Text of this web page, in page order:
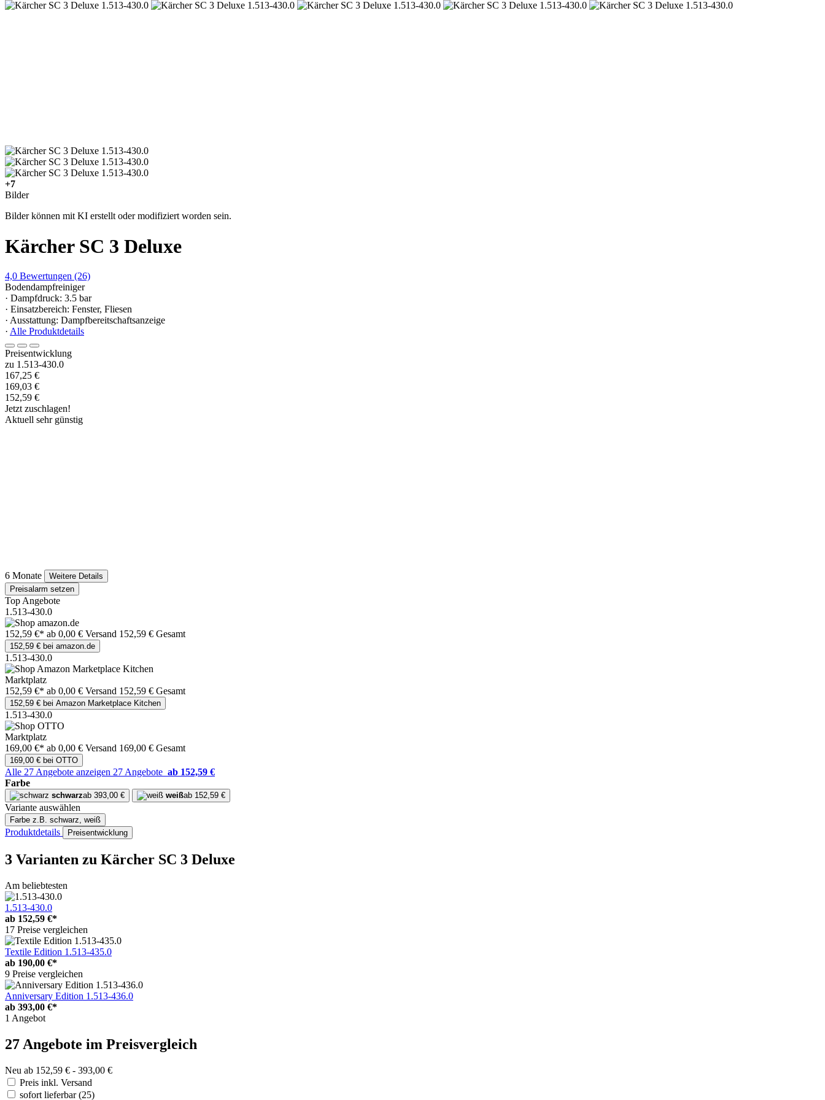
+7
Bilder
Bilder können mit KI erstellt oder modifiziert worden sein.
Kärcher SC 3 Deluxe
4,0 Bewertungen (26)
Bodendampfreiniger
· Dampfdruck: 3.5 bar
· Einsatzbereich: Fenster, Fliesen
· Ausstattung: Dampfbereitschaftsanzeige
· Alle Produktdetails
Preisentwicklung
zu 1.513-430.0
167,25 €
169,03 €
152,59 €
Jetzt zuschlagen!
Aktuell sehr günstig
6 Monate
Weitere Details
Preisalarm setzen
Top Angebote
1.513-430.0
152,59 €* ab 0,00 € Versand 152,59 € Gesamt
152,59 € bei amazon.de
1.513-430.0
Marktplatz
152,59 €* ab 0,00 € Versand 152,59 € Gesamt
152,59 € bei Amazon Marketplace Kitchen
1.513-430.0
Marktplatz
169,00 €* ab 0,00 € Versand 169,00 € Gesamt
169,00 € bei OTTO
Alle 27 Angebote anzeigen 27 Angebote ab 152,59 €
Farbe
schwarzab 393,00 € weißab 152,59 €
Variante auswählen
Farbe z.B. schwarz, weiß
Produktdetails Preisentwicklung
3 Varianten zu Kärcher SC 3 Deluxe
Am beliebtesten
1.513-430.0
ab 152,59 €*
17 Preise vergleichen
Textile Edition 1.513-435.0
ab 190,00 €*
9 Preise vergleichen
Anniversary Edition 1.513-436.0
ab 393,00 €*
1 Angebot
27 Angebote im Preisvergleich
Neu ab 152,59 € - 393,00 €
Preis inkl. Versand
sofort lieferbar(25)